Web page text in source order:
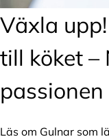
Växla
till köket –
passionen
Läs om Gulnar som